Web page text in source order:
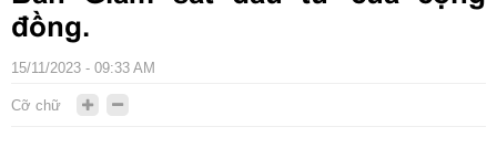
đồng.
15/11/2023 - 09:33 AM
Cỡ chữ